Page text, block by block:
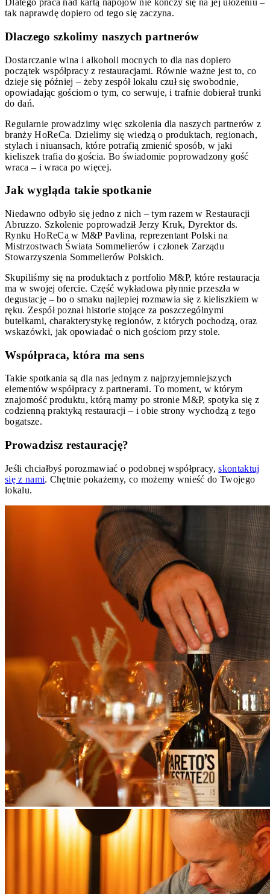
Dlatego praca nad kartą napojów nie kończy się na jej ułożeniu –
tak naprawdę dopiero od tego się zaczyna.
Dlaczego szkolimy naszych partnerów
Dostarczanie wina i alkoholi mocnych to dla nas dopiero
początek współpracy z restauracjami. Równie ważne jest to, co
dzieje się później – żeby zespół lokalu czuł się swobodnie,
opowiadając gościom o tym, co serwuje, i trafnie dobierał trunki
do dań.
Regularnie prowadzimy więc szkolenia dla naszych partnerów z
branży HoReCa. Dzielimy się wiedzą o produktach, regionach,
stylach i niuansach, które potrafią zmienić sposób, w jaki
kieliszek trafia do gościa. Bo świadomie poprowadzony gość
wraca – i wraca po więcej.
Jak wygląda takie spotkanie
Niedawno odbyło się jedno z nich – tym razem w Restauracji
Abruzzo. Szkolenie poprowadził Jerzy Kruk, Dyrektor ds.
Rynku HoReCa w M&P Pavlina, reprezentant Polski na
Mistrzostwach Świata Sommelierów i członek Zarządu
Stowarzyszenia Sommelierów Polskich.
Skupiliśmy się na produktach z portfolio M&P, które restauracja
ma w swojej ofercie. Część wykładowa płynnie przeszła w
degustację – bo o smaku najlepiej rozmawia się z kieliszkiem w
ręku. Zespół poznał historie stojące za poszczególnymi
butelkami, charakterystykę regionów, z których pochodzą, oraz
wskazówki, jak opowiadać o nich gościom przy stole.
Współpraca, która ma sens
Takie spotkania są dla nas jednym z najprzyjemniejszych
elementów współpracy z partnerami. To moment, w którym
znajomość produktu, którą mamy po stronie M&P, spotyka się z
codzienną praktyką restauracji – i obie strony wychodzą z tego
bogatsze.
Prowadzisz restaurację?
Jeśli chciałbyś porozmawiać o podobnej współpracy,skontaktuj
się z nami. Chętnie pokażemy, co możemy wnieść do Twojego
lokalu.